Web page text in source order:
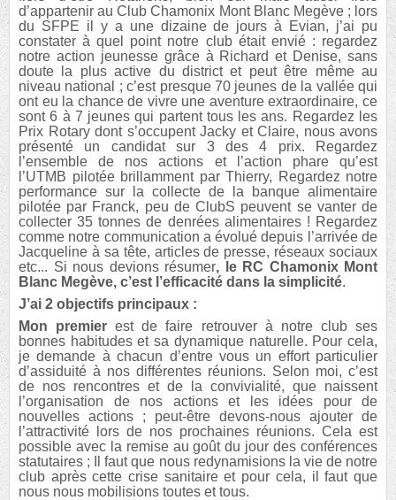
d’appartenir au Club Chamonix Mont Blanc Megève ; lors
du SFPE il y a une dizaine de jours à Evian, j’ai pu
constater à quel point notre club était envié : regardez
notre action jeunesse grâce à Richard et Denise, sans
doute la plus active du district et peut être même au
niveau national ; c’est presque 70 jeunes de la vallée qui
ont eu la chance de vivre une aventure extraordinaire, ce
sont 6 à 7 jeunes qui partent tous les ans. Regardez les
Prix Rotary dont s’occupent Jacky et Claire, nous avons
présenté un candidat sur 3 des 4 prix. Regardez
l’ensemble de nos actions et l’action phare qu’est
l’UTMB pilotée brillamment par Thierry, Regardez notre
performance sur la collecte de la banque alimentaire
pilotée par Franck, peu de ClubS peuvent se vanter de
collecter 35 tonnes de denrées alimentaires ! Regardez
comme notre communication a évolué depuis l’arrivée de
Jacqueline à sa tête, articles de presse, réseaux sociaux
etc... Si nous devions résumer, le RC Chamonix Mont
Blanc Megève, c’est l’efficacité dans la simplicité.
J’ai 2 objectifs principaux :
Mon premier est de faire retrouver à notre club ses
bonnes habitudes et sa dynamique naturelle. Pour cela,
je demande à chacun d’entre vous un effort particulier
d’assiduité à nos différentes réunions. Selon moi, c’est
de nos rencontres et de la convivialité, que naissent
l’organisation de nos actions et les idées pour de
nouvelles actions ; peut-être devons-nous ajouter de
l’attractivité lors de nos prochaines réunions. Cela est
possible avec la remise au goût du jour des conférences
statutaires ; Il faut que nous redynamisions la vie de notre
club après cette crise sanitaire et pour cela, il faut que
nous nous mobilisions toutes et tous.